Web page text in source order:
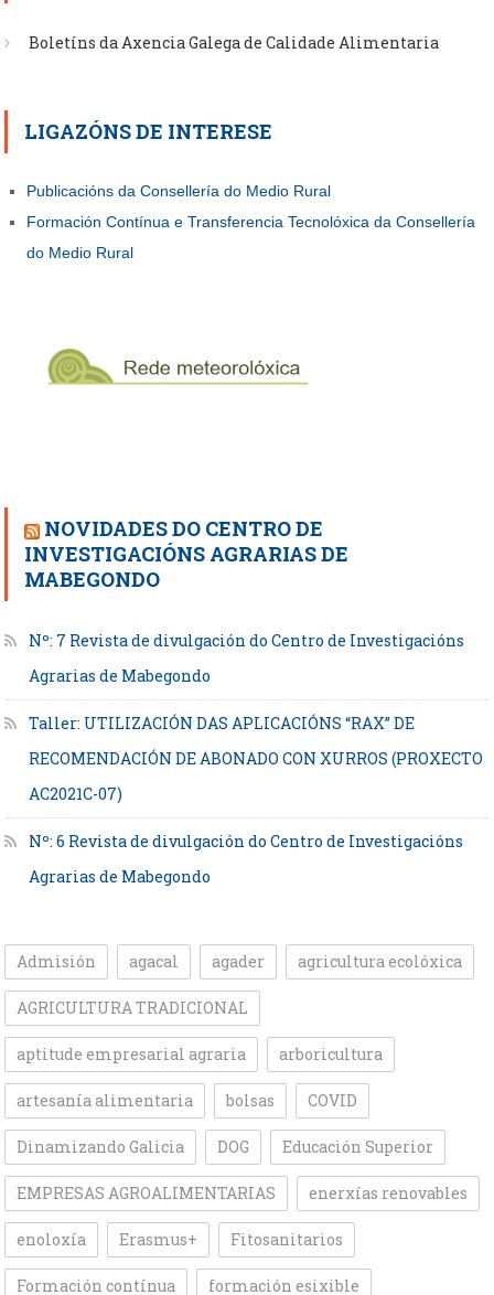
Boletíns da Axencia Galega de Calidade Alimentaria
LIGAZÓNS DE INTERESE
Publicacións da Consellería do Medio Rural
Formación Contínua e Transferencia Tecnolóxica da Consellería
do Medio Rural
NOVIDADES DO CENTRO DE
INVESTIGACIÓNS AGRARIAS DE
MABEGONDO
Nº: 7 Revista de divulgación do Centro de Investigacións
Agrarias de Mabegondo
Taller: UTILIZACIÓN DAS APLICACIÓNS “RAX” DE
RECOMENDACIÓN DE ABONADO CON XURROS (PROXECTO
AC2021C-07)
Nº: 6 Revista de divulgación do Centro de Investigacións
Agrarias de Mabegondo
Admisión agacal agader agricultura ecolóxica
AGRICULTURA TRADICIONAL
aptitude empresarial agraria arboricultura
artesanía alimentaria bolsas COVID
Dinamizando Galicia DOG Educación Superior
EMPRESAS AGROALIMENTARIAS enerxías renovables
enoloxía Erasmus+ Fitosanitarios
Formación contínua formación esixible